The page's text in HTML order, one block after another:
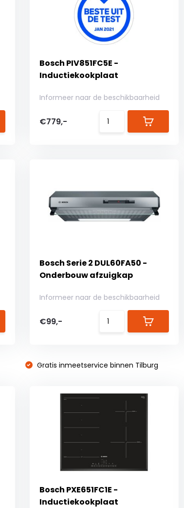
Bosch PIV851FC5E -
Inductiekookplaat
Informeer naar de beschikbaarheid
€779,-
Bosch Serie 2 DUL60FA50 -
Onderbouw afzuigkap
Informeer naar de beschikbaarheid
€99,-
Gratis inmeetservice binnen Tilburg
Bosch PXE651FC1E -
Inductiekookplaat